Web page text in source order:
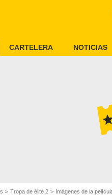
CARTELERA NOTICIAS
Tropa de élite 2 Imágenes de la